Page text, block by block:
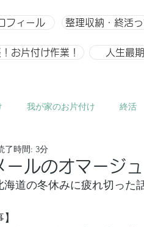
フィール 整理収納・終活っ
お片付け作業！ 人生最
我が家のお片付け 終活
講座 ひとりごと、趣味
ールのオマージュ
了時間: 3分
道の冬休みに疲れ切った